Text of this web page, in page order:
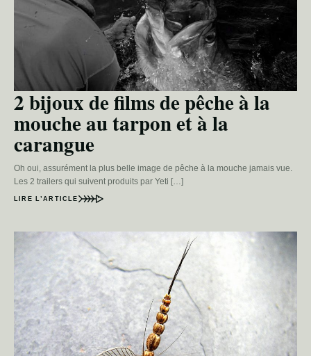
2 bijoux de films de pêche à la
mouche au tarpon et à la
carangue
Oh oui, assurément la plus belle image de pêche à la mouche jamais vue.
Les 2 trailers qui suivent produits par Yeti […]
LIRE L’ARTICLE